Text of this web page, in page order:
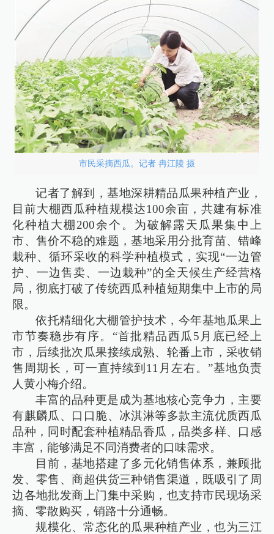
市民采摘西瓜。记者 冉江陵 摄
记者了解到，基地深耕精品瓜果种植产业，
目前大棚西瓜种植规模达100余亩，共建有标准
化种植大棚200余个。为破解露天瓜果集中上
市、售价不稳的难题，基地采用分批育苗、错峰
栽种、循环采收的科学种植模式，实现“一边管
护、一边售卖、一边栽种”的全天候生产经营格
局，彻底打破了传统西瓜种植短期集中上市的局
限。
依托精细化大棚管护技术，今年基地瓜果上
市节奏稳步有序。“首批精品西瓜5月底已经上
市，后续批次瓜果接续成熟、轮番上市，采收销
售周期长，可一直持续到11月左右。”基地负责
人黄小梅介绍。
丰富的品种更是成为基地核心竞争力，主要
有麒麟瓜、口口脆、冰淇淋等多款主流优质西瓜
品种，同时配套种植精品香瓜，品类多样、口感
丰富，能够满足不同消费者的口味需求。
目前，基地搭建了多元化销售体系，兼顾批
发、零售、商超供货三种销售渠道，既吸引了周
边各地批发商上门集中采购，也支持市民现场采
摘、零散购买，销路十分通畅。
规模化、常态化的瓜果种植产业，也为三江